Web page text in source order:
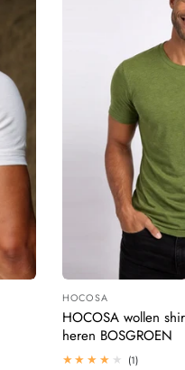
Leverancier:
HOCOSA
HOCOSA wollen
heren BOSGROEN
(1)1